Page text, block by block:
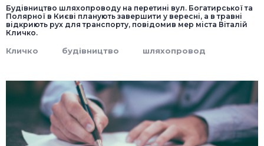
Будівництво шляхопроводу на перетині вул. Богатирської та
Полярної в Києві планують завершити у вересні, а в травні
відкриють рух для транспорту, повідомив мер міста Віталій
Кличко.
Кличко будівництво шляхопровод